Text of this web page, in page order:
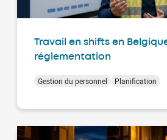
Travail en shifts en
réglementation
Gestion du personnel Planification